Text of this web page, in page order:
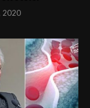
2020